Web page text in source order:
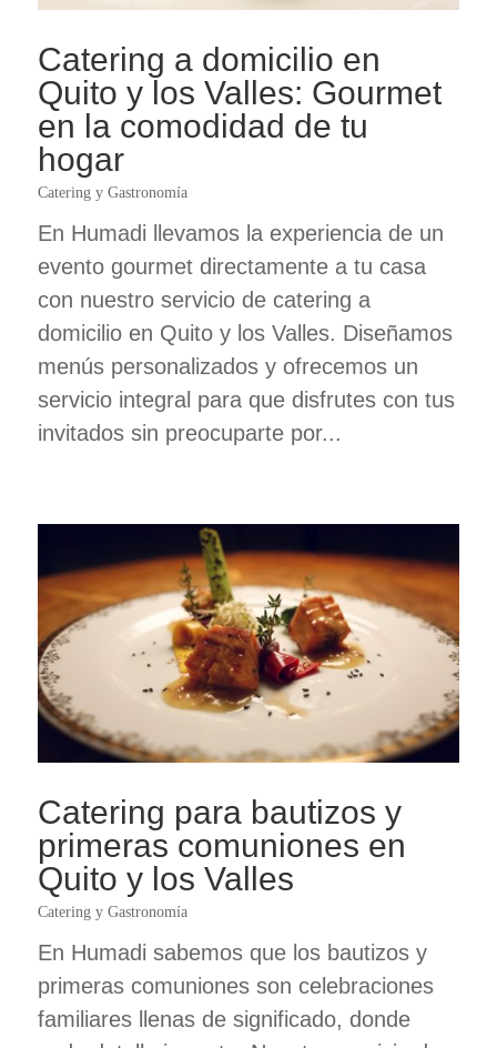
Catering a domicilio en
Quito y los Valles: Gourmet
en la comodidad de tu
hogar
Catering y Gastronomía
En Humadi llevamos la experiencia de un
evento gourmet directamente a tu casa
con nuestro servicio de catering a
domicilio en Quito y los Valles. Diseñamos
menús personalizados y ofrecemos un
servicio integral para que disfrutes con tus
invitados sin preocuparte por...
Catering para bautizos y
primeras comuniones en
Quito y los Valles
Catering y Gastronomía
En Humadi sabemos que los bautizos y
primeras comuniones son celebraciones
familiares llenas de significado, donde